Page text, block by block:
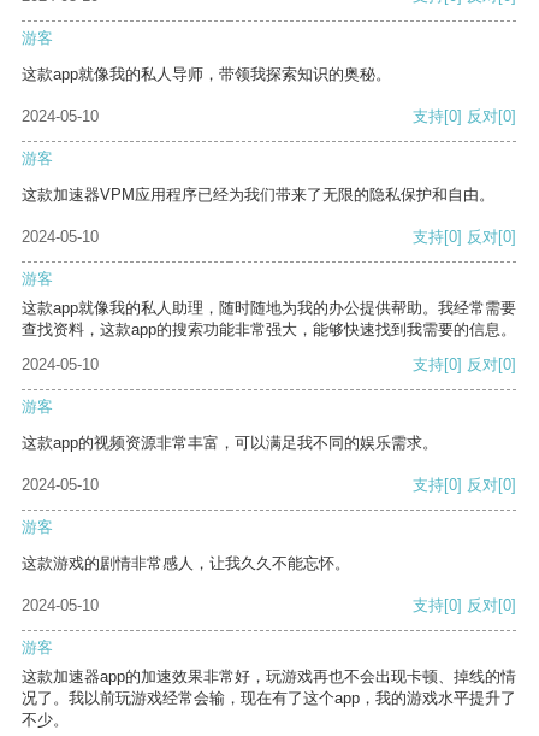
游客
这款app就像我的私人导师，带领我探索知识的奥秘。
2024-05-10 支持[0] 反对[0]
游客
这款加速器VPM应用程序已经为我们带来了无限的隐私保护和自由。
2024-05-10 支持[0] 反对[0]
游客
这款app就像我的私人助理，随时随地为我的办公提供帮助。我经常需要
查找资料，这款app的搜索功能非常强大，能够快速找到我需要的信息。
2024-05-10
支持[0] 反对[0]
游客
这款app的视频资源非常丰富，可以满足我不同的娱乐需求。
2024-05-10 支持[0] 反对[0]
游客
这款游戏的剧情非常感人，让我久久不能忘怀。
2024-05-10 支持[0] 反对[0]
游客
这款加速器app的加速效果非常好，玩游戏再也不会出现卡顿、掉线的情
况了。我以前玩游戏经常会输，现在有了这个app，我的游戏水平提升了
不少。